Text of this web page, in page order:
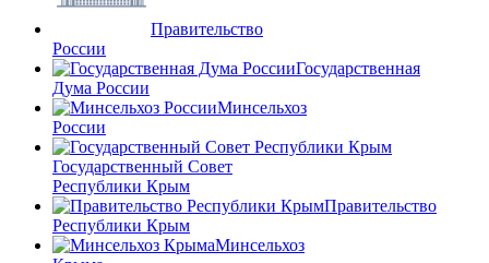
Правительство
России
Государственная
Дума России
Минсельхоз
России
Государственный Совет
Республики Крым
Правительство
Республики Крым
Минсельхоз